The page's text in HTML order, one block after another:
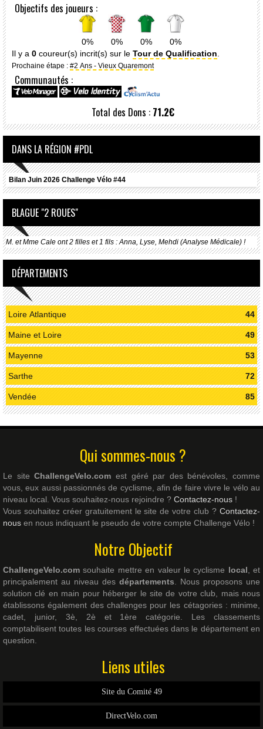
Objectifs des joueurs :
0% 0% 0%
0%
Il y a 0 coureur(s) incrit(s) sur le Tour de Qualification.
Prochaine étape : #2 Ans - Vieux Quaremont
Communautés :
Total des Dons : 71.2€
DANS LA RÉGION #PDL
Bilan Juin 2026 Challenge Vélo #44
BLAGUE "2 ROUES"
M. et Mme Cale ont 2 filles et 1 fils : Anna, Lyse, Mehdi (Analyse Médicale) !
DÉPARTEMENTS
Loire Atlantique 44
Maine et Loire 49
Mayenne 53
Sarthe 72
Vendée 85
Qui sommes-nous ?
Le siteChallengeVelo.com est géré par des bénévoles, comme
vous, eux aussi passionnés de cyclisme, afin de faire vivre le vélo au
niveau local. Vous souhaitez-nous rejoindre ? Contactez-nous !
Vous souhaitez créer gratuitement le site de votre club ? Contactez-
nous en nous indiquant le pseudo de votre compte Challenge Vélo !
Notre Objectif
ChallengeVelo.com souhaite mettre en valeur le cyclisme local, et
principalement au niveau des départements. Nous proposons une
solution clé en main pour héberger le site de votre club, mais nous
établissons également des challenges pour les cétagories : minime,
cadet, junior, 3è, 2è et 1ère catégorie. Les classements
comptabilisent toutes les courses effectuées dans le département en
question.
Liens utiles
Site du Comité 49
DirectVelo.com